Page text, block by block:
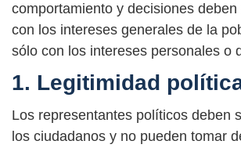
comportamiento y decisiones
con los intereses generales de la
sólo con los intereses personales o
1. Legitimidad
Los representantes políticos deben
los ciudadanos y no pueden tomar